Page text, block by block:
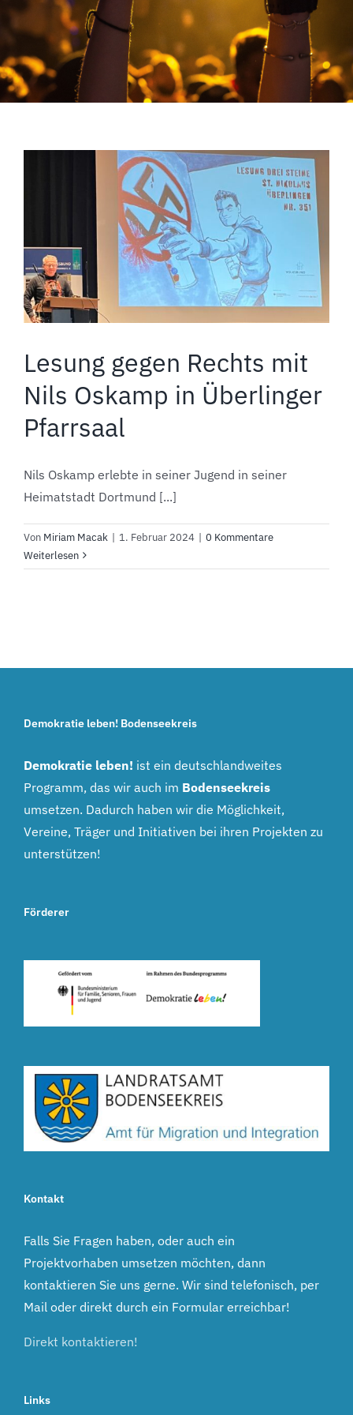
Lesung gegen Rechts mit
Nils Oskamp in Überlinger
Pfarrsaal
Nils Oskamp erlebte in seiner Jugend in seiner
Heimatstadt Dortmund [...]
Von Miriam Macak | 1. Februar 2024 | 0 Kommentare
Weiterlesen
Demokratie leben! Bodenseekreis
Demokratie leben! ist ein deutschlandweites
Programm, das wir auch im Bodenseekreis
umsetzen. Dadurch haben wir die Möglichkeit,
Vereine, Träger und Initiativen bei ihren Projekten zu
unterstützen!
Förderer
Kontakt
Falls Sie Fragen haben, oder auch ein
Projektvorhaben umsetzen möchten, dann
kontaktieren Sie uns gerne. Wir sind telefonisch, per
Mail oder direkt durch ein Formular erreichbar!
Direkt kontaktieren!
Links